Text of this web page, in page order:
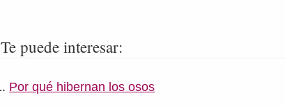
Te puede interesar:
Por qué hibernan los osos